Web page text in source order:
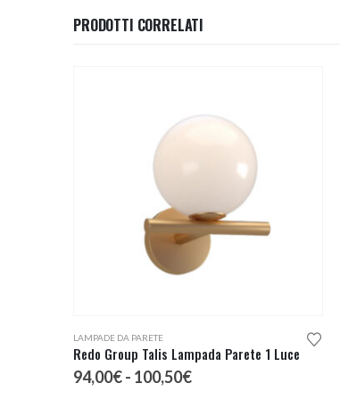
PRODOTTI CORRELATI
LAMPADE DA PARETE
Redo Group Talis Lampada Parete 1 Luce
94,00€- 100,50€Fascia